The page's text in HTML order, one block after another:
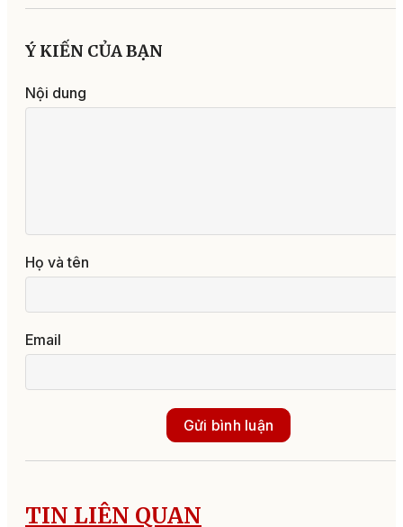
Ý KIẾN CỦA BẠN
Nội dung
Họ và tên
Email
Gửi bình luận
TIN LIÊN QUAN